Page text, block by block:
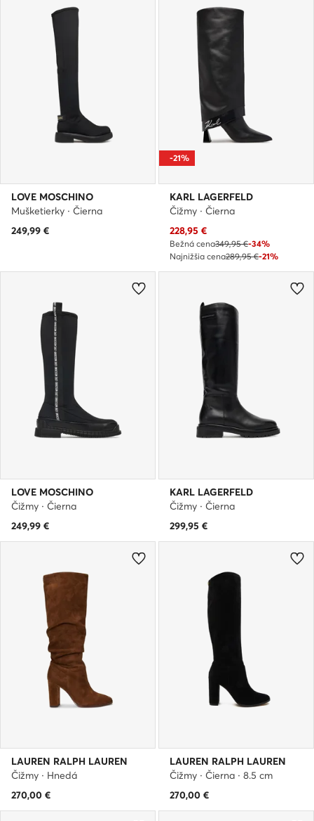
LOVE MOSCHINO
Mušketierky · Čierna
249,99 €
-21%
KARL LAGERFELD
Čižmy · Čierna
Aktuálna cena
228,95 €
Bežná cena349,95 €-34%
Najnižšia cena289,95 €-21%
LOVE MOSCHINO
Čižmy · Čierna
249,99 €
KARL LAGERFELD
Čižmy · Čierna
299,95 €
LAUREN RALPH LAUREN
Čižmy · Hnedá
270,00 €
LAUREN RALPH LAUREN
Čižmy · Čierna · 8.5 cm
270,00 €